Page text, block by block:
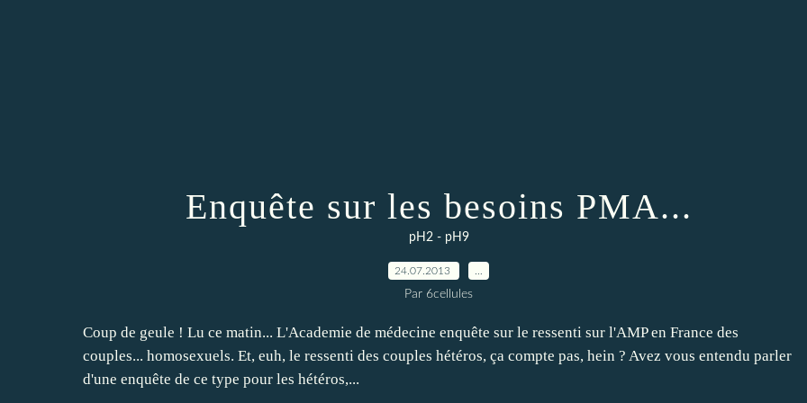
Enquête sur les besoins PMA...
pH2 - pH9
24.07.2013
Par 6cellules
Coup de geule ! Lu ce matin... L'Academie de médecine enquête sur le ressenti sur l'AMP en France des
couples... homosexuels. Et, euh, le ressenti des couples hétéros, ça compte pas, hein ? Avez vous entendu parler
d'une enquête de ce type pour les hétéros,...